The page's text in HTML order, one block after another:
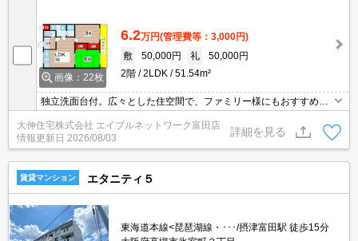
画像：22枚
6.2万円(管理費等：3,000円)
敷
50,000円 礼
50,000円
2階
2LDK 51.54m²
独立洗面台付。広々とした住空間で、ファミリー様にもおすすめの
物件となっています！
大伸住宅株式会社 エイブルネットワーク富田店
情報更新日 2026/08/03
詳細を見る
賃貸マンション エタニティ５
東海道本線<琵琶湖線・･･･/摂津富田駅 徒歩15分